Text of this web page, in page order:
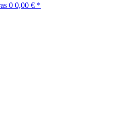
0 0,00 € *